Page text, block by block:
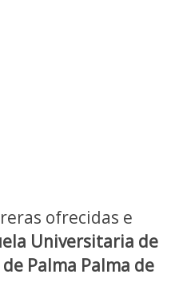
ofrecidas e
Universitaria de
Palma Palma de